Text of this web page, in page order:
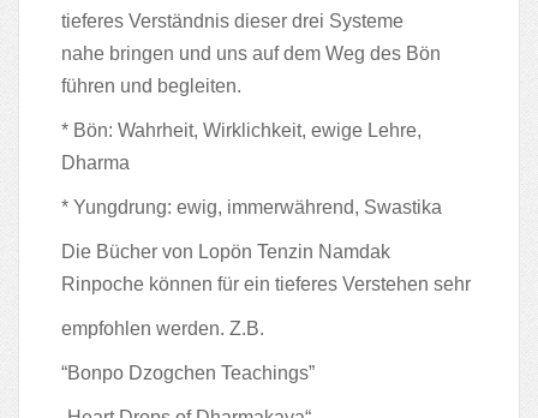
tieferes Verständnis dieser drei Systeme
nahe bringen und uns auf dem Weg des Bön
führen und begleiten.
* Bön: Wahrheit, Wirklichkeit, ewige Lehre,
Dharma
* Yungdrung: ewig, immerwährend, Swastika
Die Bücher von Lopön Tenzin Namdak
Rinpoche können für ein tieferes Verstehen sehr
empfohlen werden. Z.B.
“Bonpo Dzogchen Teachings”